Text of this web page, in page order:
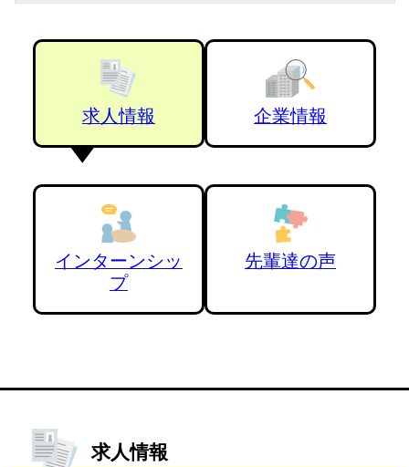
求人情報 企業情報
インターンシッ
プ
先輩達の声
求人情報